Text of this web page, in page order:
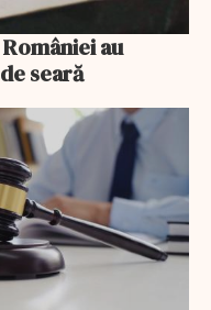
au
seară